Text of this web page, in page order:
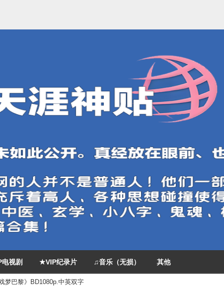
视剧 ★VIP纪录片 ♫音乐（无损） 其他
梦巴黎》BD1080p.中英双字